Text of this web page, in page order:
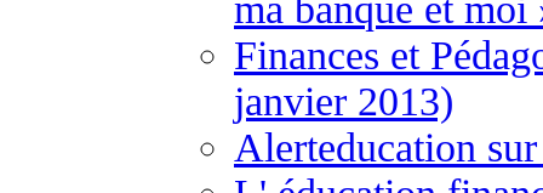
ma banque et moi
Finances et
janvier 2013)
Alerteducation